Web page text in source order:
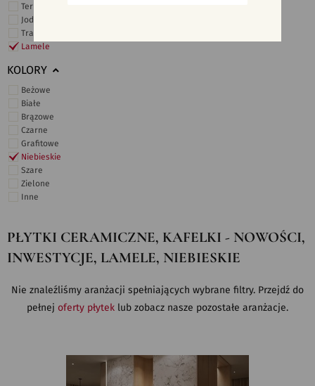
Terrazzo
Jodełka
Trawertyn
Lamele
KOLORY
Beżowe
Białe
Brązowe
Czarne
Grafitowe
Niebieskie
Szare
Zielone
Inne
PŁYTKI CERAMICZNE, KAFELKI - NOWOŚCI,
INWESTYCJE, LAMELE, NIEBIESKIE
Nie znaleźliśmy aranżacji spełniających wybrane filtry. Przejdź do
pełnej oferty płytek lub zobacz nasze pozostałe aranżacje.